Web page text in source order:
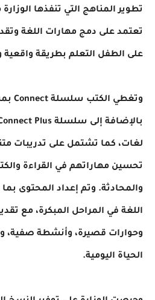
تطوير المناهج التي تنفذها
تعتمد على دمج مهارات اللغة
على الطفل التعلم بطريقة
لغات، كما تشتمل على تدريبات
تحسين مهاراتهم في القراءة
والمحادثة. وتم إعداد المحتوى
اللغة في المراحل المبكرة، مع
وحوارات قصيرة، وأنشطة صفية،
الحياة اليومية.